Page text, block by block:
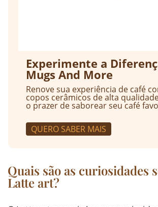
Experimente a
Mugs And More
Renove sua experiência de café
copos cerâmicos de alta
o prazer de saborear seu café
QUERO SABER MAIS
Quais são as curiosidades
Latte art?